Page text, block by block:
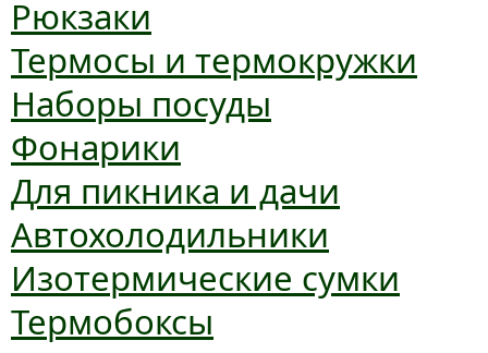
Рюкзаки
Термосы и термокружки
Наборы посуды
Фонарики
Для пикника и дачи
Автохолодильники
Изотермические сумки
Термобоксы